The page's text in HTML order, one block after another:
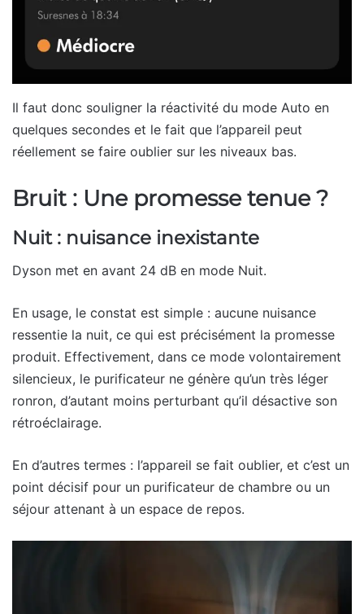
Il faut donc souligner la réactivité du mode Auto en
quelques secondes et le fait que l’appareil peut
réellement se faire oublier sur les niveaux bas.
Bruit : Une promesse tenue ?
Nuit : nuisance inexistante
Dyson met en avant 24 dB en mode Nuit.
En usage, le constat est simple : aucune nuisance
ressentie la nuit, ce qui est précisément la promesse
produit. Effectivement, dans ce mode volontairement
silencieux, le purificateur ne génère qu’un très léger
ronron, d’autant moins perturbant qu’il désactive son
rétroéclairage.
En d’autres termes : l’appareil se fait oublier, et c’est un
point décisif pour un purificateur de chambre ou un
séjour attenant à un espace de repos.